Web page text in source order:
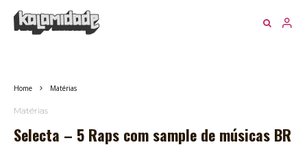
Home Matérias
Matérias
Selecta – 5 Raps com sample de músicas BR